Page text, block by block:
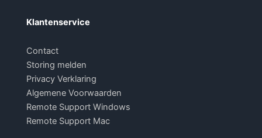
Klantenservice
Contact
Storing melden
Privacy Verklaring
Algemene Voorwaarden
Remote Support Windows
Remote Support Mac